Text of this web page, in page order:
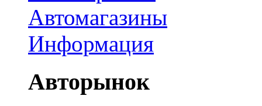
Автомагазины
Информация
Авторынок